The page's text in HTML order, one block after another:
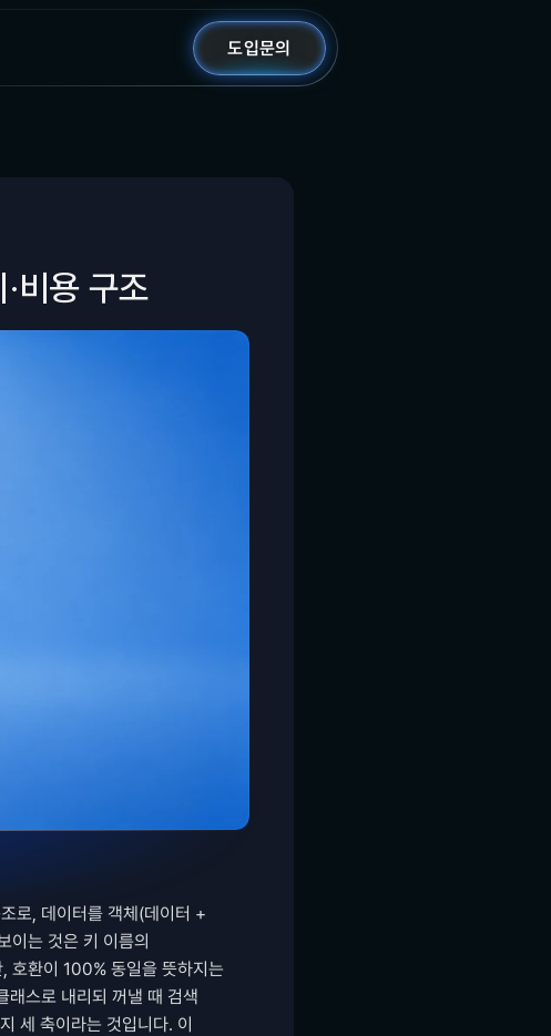
도입문의
비용 구조
로, 데이터를 객체(데이터 +
이는 것은 키 이름의
호환이 100% 동일을 뜻하지는
래스로 내리되 꺼낼 때 검색
세 축이라는 것입니다. 이